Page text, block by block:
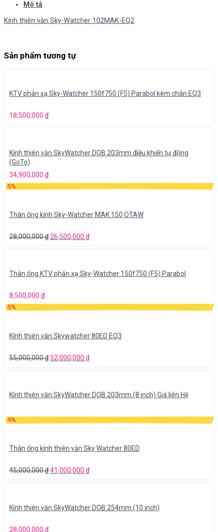
Mô tả
Kính thiên văn Sky-Watcher 102MAK-EQ2
Sản phẩm tương tự
KTV phản xạ Sky-Watcher 150f750 (F5) Parabol kèm chân EQ3
18,500,000 ₫
Kính thiên văn SkyWatcher DOB 203mm điều khiển tự động
(GoTo)
34,900,000 ₫
-5%
Thân ống kính Sky-Watcher MAK 150 OTAW
28,000,000₫26,500,000 ₫
Thân ống KTV phản xạ Sky-Watcher 150f750 (F5) Parabol
8,500,000 ₫
-5%
Kính thiên văn Skywatcher 80ED EQ3
55,000,000₫ 52,000,000 ₫
Kính thiên văn SkyWatcher DOB 203mm (8 inch) Giá liên Hệ
-9%
Thân ống kính thiên văn Sky Watcher 80ED
45,000,000₫41,000,000 ₫
Kính thiên văn SkyWatcher DOB 254mm (10 inch)
28,000,000 ₫